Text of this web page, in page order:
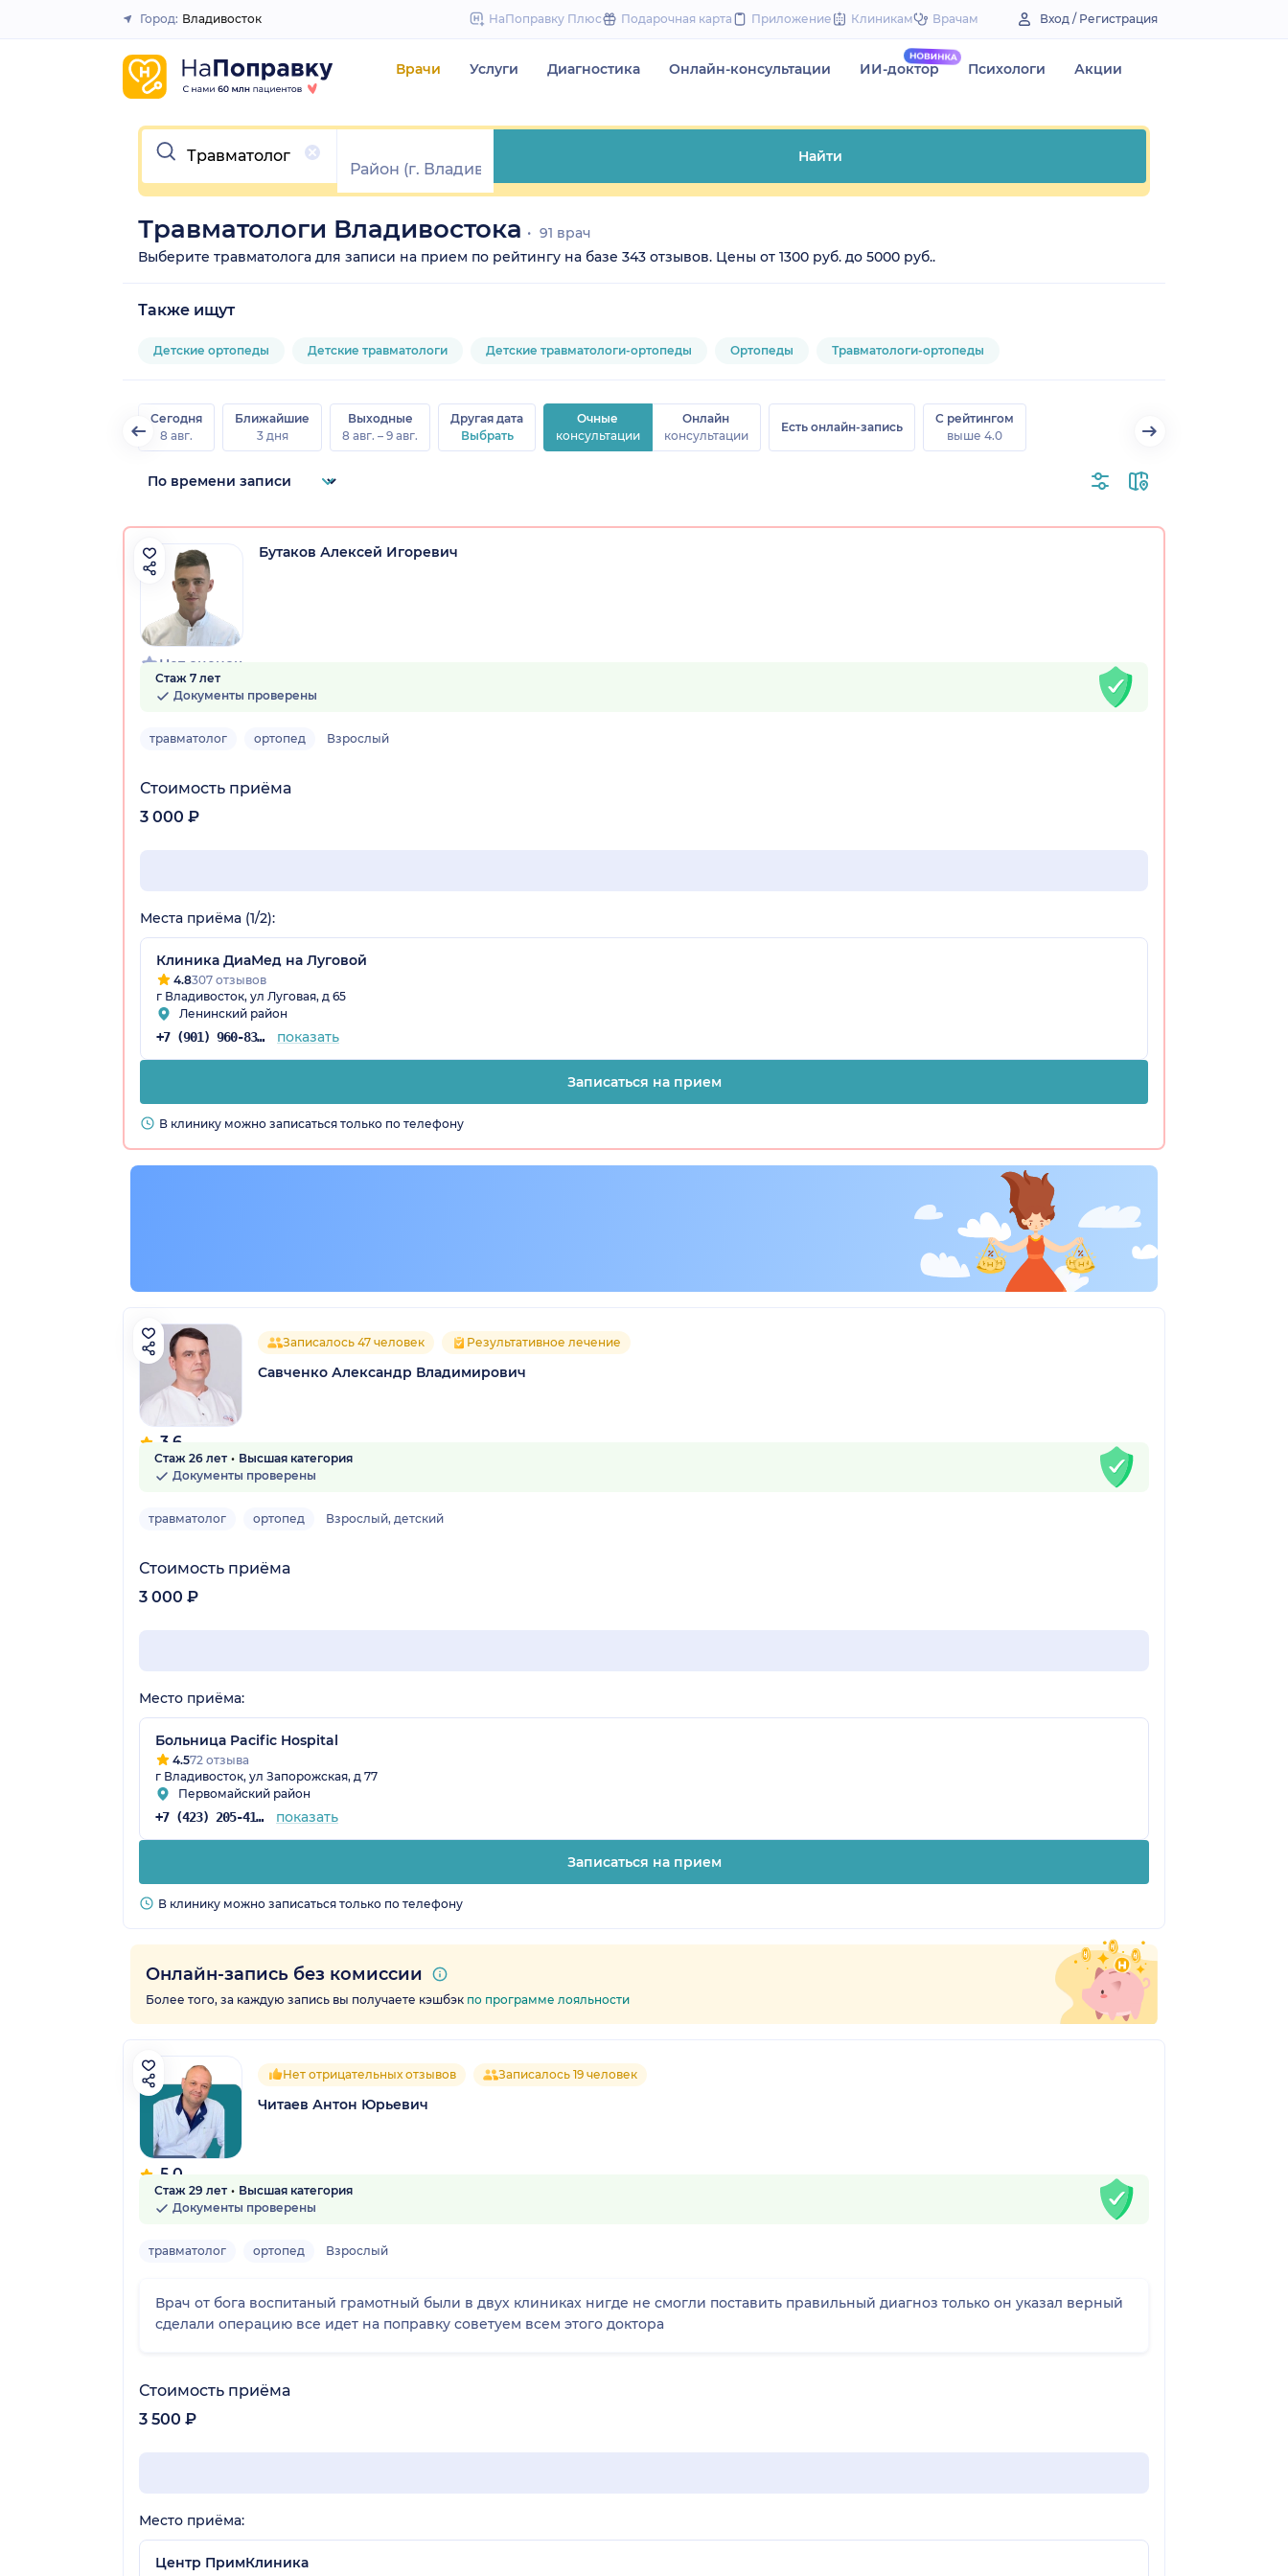
to
Закрыть
Город: Владивосток НаПоправку Плюс Подарочная карта Приложение Клиникам Врачам Вход / Регистрация
Врачи Услуги Диагностика Онлайн-консультации ИИ-доктор Психологи Акции
Очистить
Найти
Травматологи Владивостока
91 врач
Выберите травматолога для записи на прием по рейтингу на базе 343 отзывов. Цены от 1300 руб. до 5000 руб..
Также ищут
Детские ортопеды Детские травматологи Детские травматологи-ортопеды Ортопеды Травматологи-ортопеды
Сегодня
8 авг.
Ближайшие
3 дня
Выходные
8 авг. – 9 авг.
Другая дата
Выбрать
Очные
консультации
Онлайн
консультации
Есть онлайн-запись
С рейтингом
выше 4.0
Нет оценок
Бутаков Алексей Игоревич
Стаж 7 лет
Документы проверены
травматолог ортопед Взрослый
Стоимость приёма
3 000 ₽
Места приёма (1/2):
Клиника ДиаМед на Луговой
4.8307 отзывов
г Владивосток, ул Луговая, д 65
Ленинский район
+7 (901) 960-83-48 показать
Записаться на прием
В клинику можно записаться только по телефону
3.6
7 отзывов
Записалось 47 человек Результативное лечение
Савченко Александр Владимирович
Стаж 26 лет
Высшая категория
Документы проверены
травматолог ортопед Взрослый, детский
Стоимость приёма
3 000 ₽
Место приёма:
Больница Pacific Hospital
4.572 отзыва
г Владивосток, ул Запорожская, д 77
Первомайский район
+7 (423) 205-41-58 показать
Записаться на прием
В клинику можно записаться только по телефону
Онлайн-запись без комиссии
Более того, за каждую запись вы получаете кэшбэк по программе лояльности
5.0
4 отзыва
Нет отрицательных отзывов Записалось 19 человек
Читаев Антон Юрьевич
Стаж 29 лет
Высшая категория
Документы проверены
травматолог ортопед Взрослый
Врач от бога воспитаный грамотный были в двух клиниках нигде не смогли поставить правильный диагноз только он указал верный
сделали операцию все идет на поправку советуем всем этого доктора
Стоимость приёма
3 500 ₽
Место приёма:
Центр ПримКлиника